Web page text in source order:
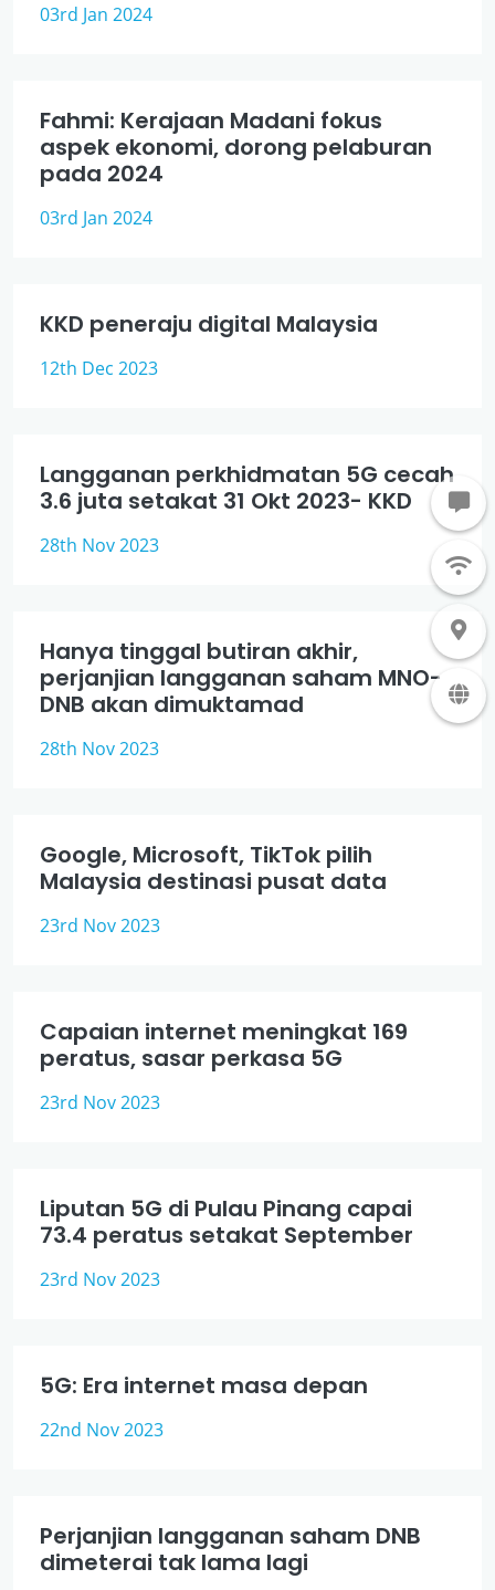
03rd Jan 2024
Fahmi: Kerajaan Madani fokus
aspek ekonomi, dorong pelaburan
pada 2024
03rd Jan 2024
KKD peneraju digital Malaysia
12th Dec 2023
Langganan perkhidmatan 5G cecah
3.6 juta setakat 31 Okt 2023- KKD
28th Nov 2023
Hanya tinggal butiran akhir,
perjanjian langganan saham MNO-
DNB akan dimuktamad
28th Nov 2023
Google, Microsoft, TikTok pilih
Malaysia destinasi pusat data
23rd Nov 2023
Capaian internet meningkat 169
peratus, sasar perkasa 5G
23rd Nov 2023
Liputan 5G di Pulau Pinang capai
73.4 peratus setakat September
23rd Nov 2023
5G: Era internet masa depan
22nd Nov 2023
Perjanjian langganan saham DNB
dimeterai tak lama lagi